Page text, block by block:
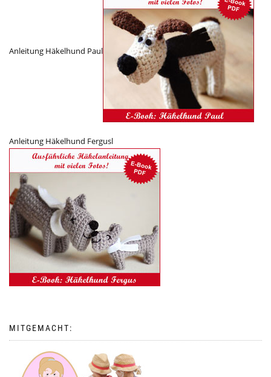
Anleitung Häkelhund Paul
Anleitung Häkelhund Fergusl
MITGEMACHT: